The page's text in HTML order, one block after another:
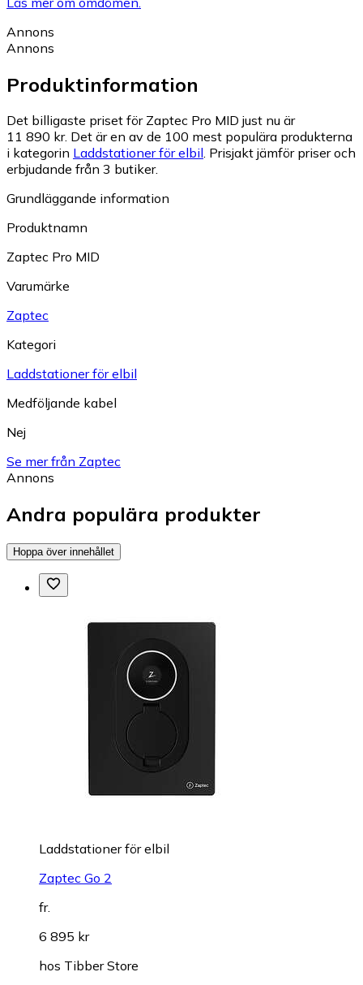
Annons
Annons
Produktinformation
Det billigaste priset för Zaptec Pro MID just nu är
11 890 kr. Det är en av de 100 mest populära produkterna
i kategorin Laddstationer för elbil. Prisjakt jämför priser och
erbjudande från 3 butiker.
Grundläggande information
Produktnamn
Zaptec Pro MID
Varumärke
Zaptec
Kategori
Laddstationer för elbil
Medföljande kabel
Nej
Se mer från Zaptec
Annons
Andra populära produkter
Hoppa över innehållet
Laddstationer för elbil
Zaptec Go 2
fr.
6 895 kr
hos Tibber Store